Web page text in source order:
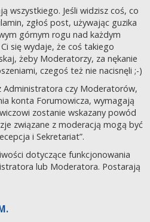
wszystkiego. Jeśli widzisz coś, co
zgłoś post, używając guzika
górnym rogu nad każdym
się wydaje, że coś takiego
żeby Moderatorzy, za nękanie
czegoś też nie nacisnęli ;-)
Administratora czy Moderatorów,
konta Forumowicza, wymagają
zostanie wskazany powód
związane z moderacją mogą być
i Sekretariat”.
dotyczące funkcjonowania
lub Moderatora. Postarają